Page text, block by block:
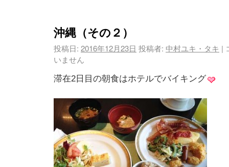
沖縄（その２）
投稿日: 2016年12月23日 投稿者: 中村ユキ・タキ |
いません
滞在2日目の朝食はホテルでバイキング